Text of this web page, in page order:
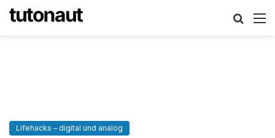
Lifehacks – digital und analog